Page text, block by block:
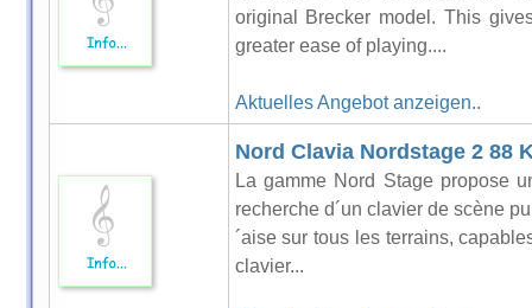
original Brecker model. This
greater ease of playing....
Aktuelles Angebot anzeigen..
Nord Clavia Nordstage 2 88
La gamme Nord Stage propose
recherche d´un clavier de scène
´aise sur tous les terrains,
clavier...